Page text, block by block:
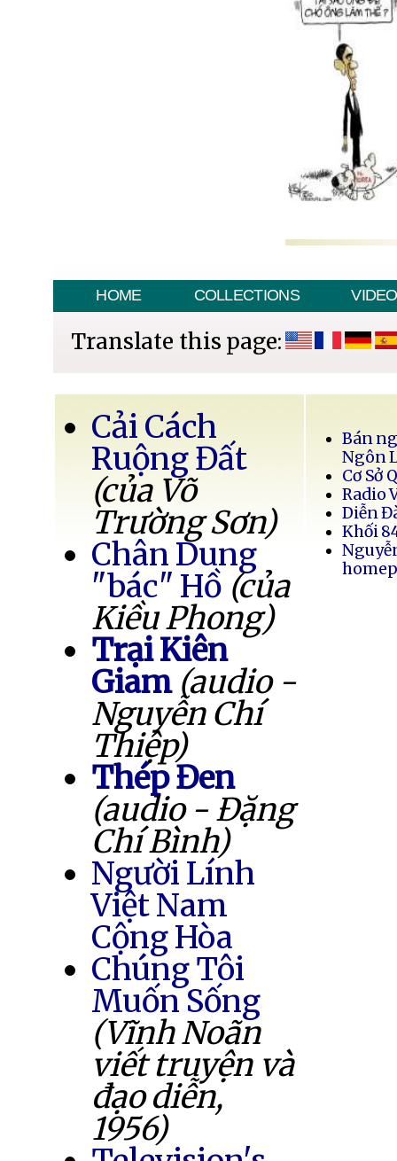
HOME COLLECTIONS VIDEO
Translate this page:
Cải Cách
Ruộng Đất
(của Võ
Trường Sơn)
Chân Dung
"bác" Hồ (của
Kiều Phong)
Trại Kiên
Giam (audio -
Nguyễn Chí
Thiệp)
Thép Đen
(audio - Đặng
Chí Bình)
Người Lính
Việt Nam
Cộng Hòa
Chúng Tôi
Muốn Sống
(Vĩnh Noãn
viết truyện và
đạo diễn,
1956)
Bán
Ngôn
Cơ Sở
Radio
Diễn
Khối